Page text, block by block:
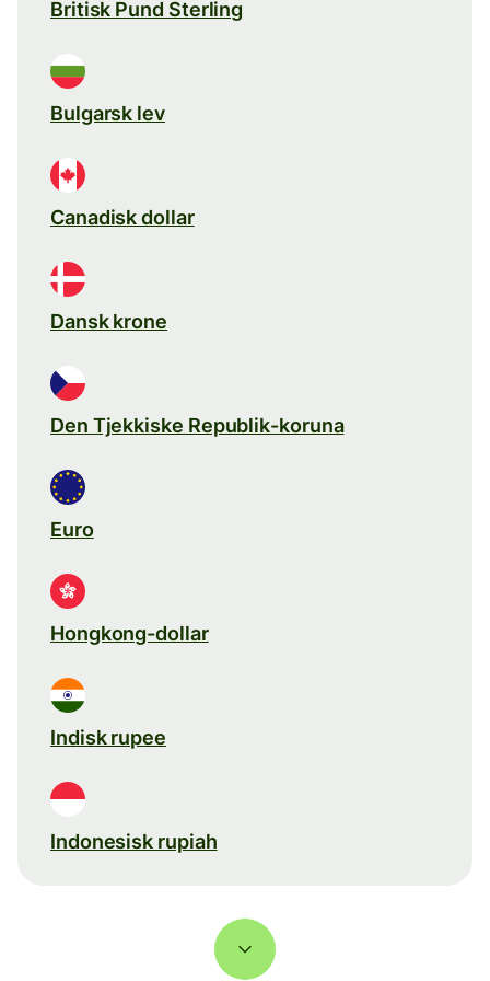
Britisk Pund Sterling
Bulgarsk lev
Canadisk dollar
Dansk krone
Den Tjekkiske Republik-koruna
Euro
Hongkong-dollar
Indisk rupee
Indonesisk rupiah